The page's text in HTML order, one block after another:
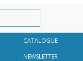
CATALOGUE
NEWSLETTER